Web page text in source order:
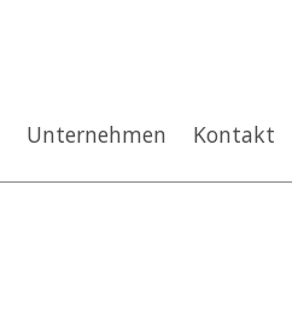
Unternehmen Kontakt